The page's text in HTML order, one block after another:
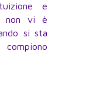
e
non vi è
si sta